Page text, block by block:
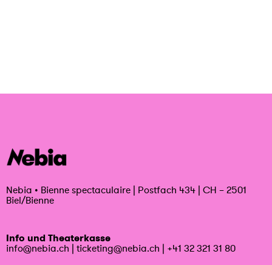
Nebia • Bienne spectaculaire | Postfach 434 | CH – 2501
Biel/Bienne
Info und Theaterkasse
info@nebia.ch | ticketing@nebia.ch | +41 32 321 31 80